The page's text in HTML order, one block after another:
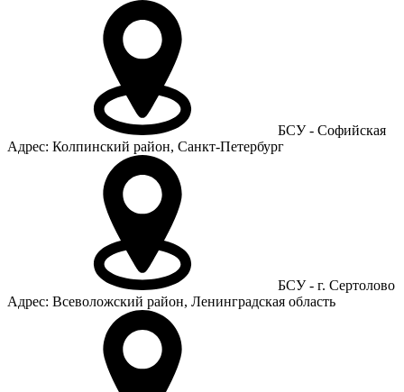
БСУ - Софийская
Адрес: Колпинский район, Санкт-Петербург
БСУ - г. Сертолово
Адрес: Всеволожский район, Ленинградская область